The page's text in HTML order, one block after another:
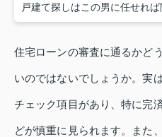
戸建て探しはこの男に任せれば
住宅ローンの審査に通るかど
いのではないでしょうか。実
チェック項目があり、特に完
どが慎重に見られます。また